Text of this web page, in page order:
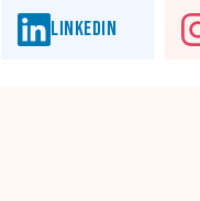
LINKEDIN